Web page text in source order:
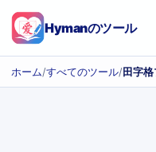
Hymanのツール
ホーム/すべてのツール/田字格